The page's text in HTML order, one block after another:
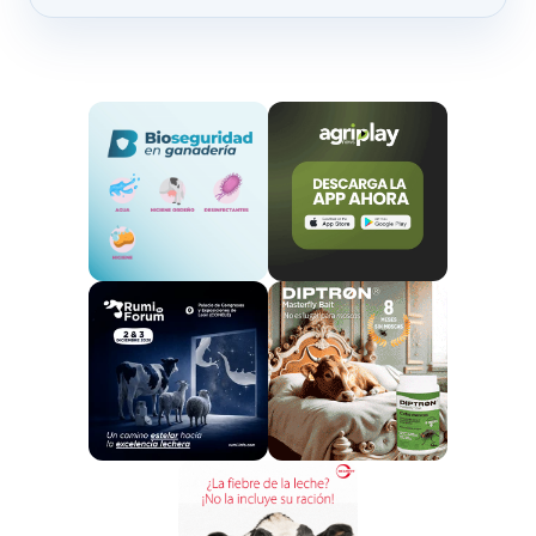
y experiencia en materia deprevención, detección,
veterinarias y farmacias comunitarias pueden ejercer
también como estructuras de apoyo en la respuesta
a necesidades de información“veraz, honesta y
respaldada por la evidencia en materia de salud
.
Ciudadanos registra una PNL para reconocer a los
veterinarios y farmacéuticos en el nuevo marco de
salud pública
Además, la formación naranja ha destacado en su
iniciativa la necesidad de integrar la red de oficinas de
farmacia y la de clínicas veterinarias en la nueva red
de vigilancia de salud pública como
detección e intercambio de información